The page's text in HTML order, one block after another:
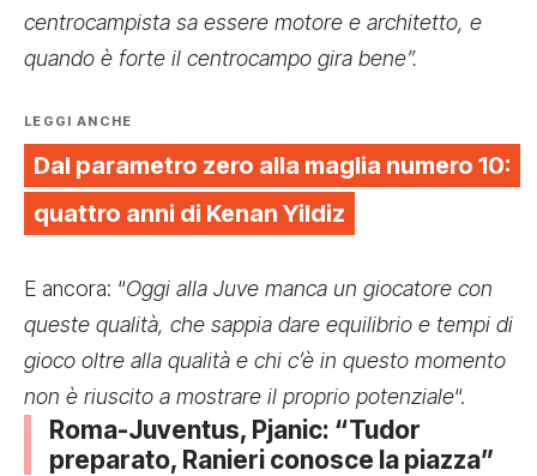
centrocampista sa essere motore e architetto, e
quando è forte il centrocampo gira bene”.
LEGGI ANCHE
Dal parametro zero alla maglia numero 10:
quattro anni di Kenan Yildiz
E ancora: “Oggi alla Juve manca un giocatore con
queste qualità, che sappia dare equilibrio e tempi di
gioco oltre alla qualità e chi c’è in questo momento
non è riuscito a mostrare il proprio potenziale“.
Roma-Juventus, Pjanic: “Tudor
preparato, Ranieri conosce la piazza”